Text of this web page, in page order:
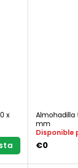
x
Almohadilla
mm
Disponible
€0